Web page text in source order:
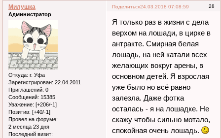
Поделиться 28
24.03.2018 07:08:59
Милушка
Администратор
Откуда: г. Уфа
Зарегистрирован: 22.04.2011
Приглашений: 0
Сообщений: 15385
Уважение: [+206/-1]
Позитив: [+40/-1]
Провел на форуме:
2 месяца 23 дня
Последний визит:
Я только раз в жизни с дела
верхом на лошади, в цирке в
антракте. Смирная белая
лошадь, на ней катали всех
желающих вокруг арены, в
основном детей. Я взрослая
уже было но всё равно
залезла. Даже фотка
осталась - я на лошадке. Не
скажу чтобы сильно мотало,
спокойная очень лошадь.